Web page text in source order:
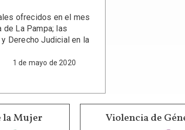
ofrecidos en el mes
La Pampa; las
Derecho Judicial en la
la Mujer Violencia de